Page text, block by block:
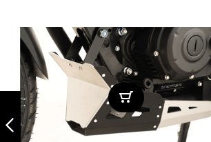
Slider variant
negro suzuki
gixxer 150